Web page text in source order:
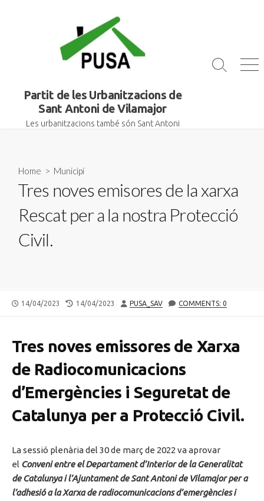
Partit de les Urbanitzacions de
Sant Antoni de Vilamajor
Les urbanitzacions també són Sant Antoni
Search
Home > Municipi
Tres noves emisores de la xarxa
Rescat per a la nostra Protecció
Civil.
PUBLISHED
14/04/2023
LAST
14/04/2023 AUTHOR
PUSA_SAV COMMENTS: 0
Tres noves emissores de Xarxa
de Radiocomunicacions
d’Emergències i Seguretat de
Catalunya per a Protecció Civil.
La sessió plenària del 30 de març de 2022 va aprovar
el Conveni entre el Departament d’Interior de la Generalitat
de Catalunya i l’Ajuntament de Sant Antoni de Vilamajor per a
l’adhesió a la Xarxa de radiocomunicacions d’emergències i